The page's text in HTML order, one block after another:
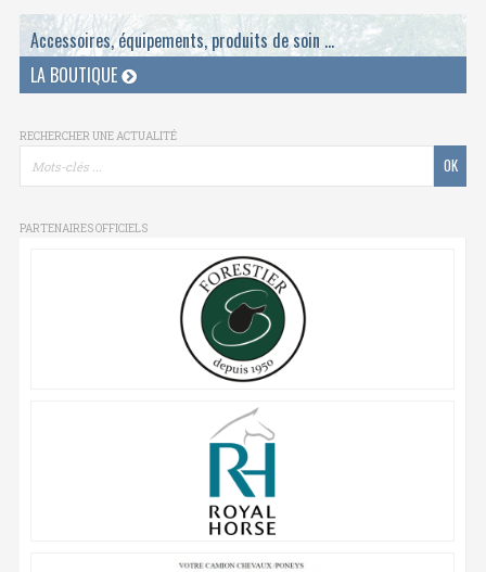
Accessoires, équipements, produits de soin ...
LA BOUTIQUE
RECHERCHER UNE ACTUALITÉ
PARTENAIRES OFFICIELS